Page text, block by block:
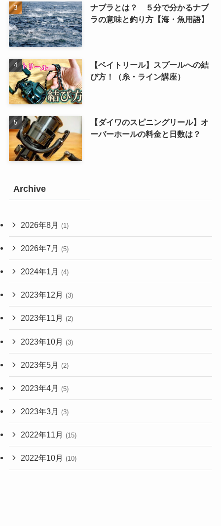
ナブラとは？ ５分で分かるナブ
ラの意味と釣り方【海・魚用語】
【ベイトリール】スプールへの結
び方！（糸・ライン講座）
【ダイワのスピニングリール】オ
ーバーホールの料金と日数は？
Archive
2026年8月 (1)
2026年7月 (5)
2024年1月 (4)
2023年12月 (3)
2023年11月 (2)
2023年10月 (3)
2023年5月 (2)
2023年4月 (5)
2023年3月 (3)
2022年11月 (15)
2022年10月 (10)